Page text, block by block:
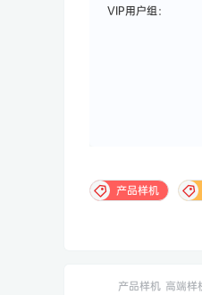
VIP用户组：
产品样机
产品样机 高端样